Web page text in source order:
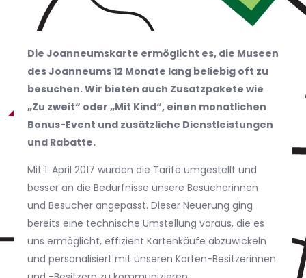
Die Joanneumskarte ermöglicht es, die Museen
des Joanneums 12 Monate lang beliebig oft zu
besuchen. Wir bieten auch Zusatzpakete wie
„Zu zweit“ oder „Mit Kind“, einen monatlichen
Bonus-Event und zusätzliche Dienstleistungen
und Rabatte.
Mit 1. April 2017 wurden die Tarife umgestellt und
besser an die Bedürfnisse unsere Besucherinnen
und Besucher angepasst. Dieser Neuerung ging
bereits eine technische Umstellung voraus, die es
uns ermöglicht, effizient Kartenkäufe abzuwickeln
und personalisiert mit unseren Karten-Besitzerinnen